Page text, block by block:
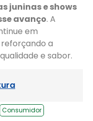
juninas e shows
avanço. A
em
a
e sabor.
Consumidor